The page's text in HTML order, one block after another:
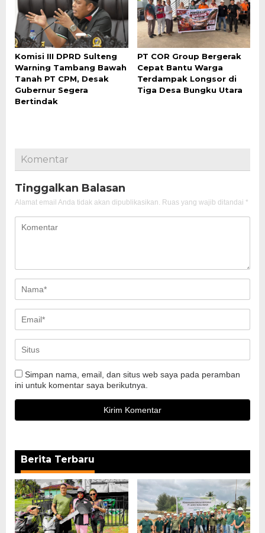
Komisi III DPRD Sulteng
Warning Tambang Bawah
Tanah PT CPM, Desak
Gubernur Segera
Bertindak
PT COR Group Bergerak
Cepat Bantu Warga
Terdampak Longsor di
Tiga Desa Bungku Utara
Komentar
Tinggalkan Balasan
Alamat email Anda tidak akan dipublikasikan. Ruas yang wajib ditandai *
Simpan nama, email, dan situs web saya pada peramban
ini untuk komentar saya berikutnya.
Berita Terbaru